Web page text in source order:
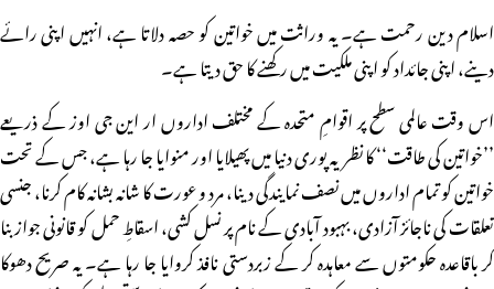
اسلام دین رحمت ہے۔ یہ وراثت میں خواتین کو حصہ دلاتا ہے، انہیں اپنی رائے
دینے، اپنی جائداد کو اپنی ملکیت میں رکھنے کا حق دیتا ہے۔
اس وقت عالمی سطح پر اقوامِ متحدہ کے مختلف اداروں ار این جی اوز کے ذریعے
’’خواتین کی طاقت‘‘ کا نظریہ پوری دنیا میں پھیلایا اور منوایا جا رہا ہے، جس کے تحت
خواتین کو تمام اداروں میں نصف نمایندگی دینا، مرد و عورت کا شانہ بشانہ کام کرنا، جنسی
تعلقات کی ناجائز آزادی، بہبود آبادی کے نام پر نسل کشی، اسقاطِ حمل کو قانونی جواز بنا
کر باقاعدہ حکومتوں سے معاہدہ کر کے زبردستی نافذ کروایا جا رہا ہے۔ یہ صریح دھوکا